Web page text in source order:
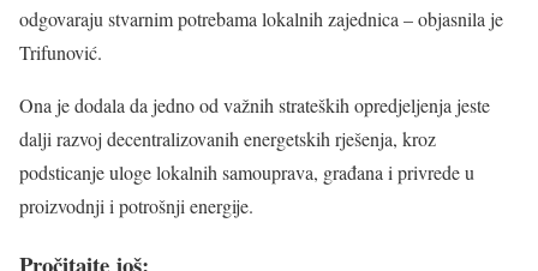
odgovaraju stvarnim potrebama lokalnih zajednica – objasnila je
Trifunović.
Ona je dodala da jedno od važnih strateških opredjeljenja jeste
dalji razvoj decentralizovanih energetskih rješenja, kroz
podsticanje uloge lokalnih samouprava, građana i privrede u
proizvodnji i potrošnji energije.